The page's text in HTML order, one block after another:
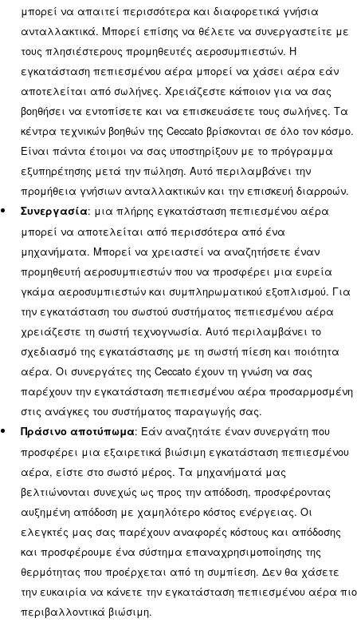
Η «τεχνολογία στην οποία μπορείτε να
απλώς ένα αίτημα. Πρόκειται για μια υπόσχεση
Aria Compressa προς τους πελάτες της και
αναλόγως. Όσον αφορά τις εγκαταστάσεις
η Ceccato παρέχει τις δικές της αξίες ως εξής:
Αξιοπιστία: εκτός από έναν ή περισσότερους
αεροσυμπιεστές, μια πλήρης εγκατάσταση
απαιτεί προϊόντα για την επεξεργασία και τον
πεπιεσμένου αέρα. Η Ceccato βελτιώνει συνεχώς
της, παρατείνει τον κύκλο ζωής τους και αυξάνει
τους. Όλα τα μηχανήματα διαθέτουν σύστημα
για τον έλεγχο της κατάστασής τους (και εξ
την αποφυγή ανεπιθύμητων βλαβών.
Απλότητα: όταν εγκαθιστάτε ένα πλήρες
αέρα, δεν θέλετε να συναντήσετε δύσκολες
εγχειρίδια για κατανόηση. Οι ειδικοί μας θα σας
κατά την εγκατάσταση όλων των μηχανημάτων
να επικεντρωθείτε στις καθημερινές σας
Ευκολίασέρβις: η συντήρηση είναι πολύ εύκολη
περισσότερα μηχανήματα της Ceccato. Ορισμένα
διαθέτουν πίνακα αφαίρεσης, ώστε οι εργασίες
μπορούν να εκτελούνται μόνο από έναν τεχνικό.
ελέγχου μας θα ειδοποιήσει εσάς και τους
προτέρων για την προγραμματισμένη συντήρηση. Η
αεροσυμπιεστή μας σάς επιτρέπει να